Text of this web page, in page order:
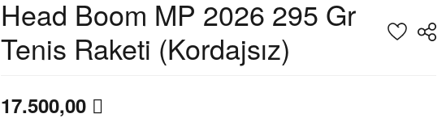
Head Boom MP 2026 295 Gr
Tenis Raketi (Kordajsız)
17.500,00